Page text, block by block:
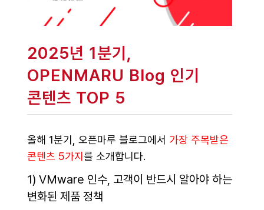
2025년 1분기,
OPENMARU Blog 인기
콘텐츠 TOP 5
올해 1분기, 오픈마루 블로그에서 가장 주목받은
콘텐츠 5가지 를 소개합니다.
1) VMware 인수, 고객이 반드시 알아야 하는
변화된 제품 정책